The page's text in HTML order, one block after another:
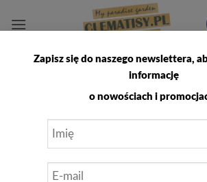
FILTRUJ
Zapisz się do naszego newslettera,
informację
o nowościach i